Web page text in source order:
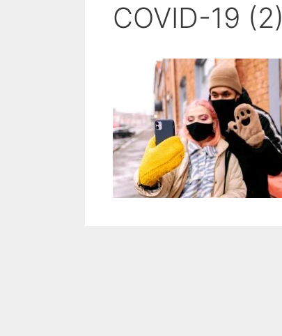
COVID-19 (2)